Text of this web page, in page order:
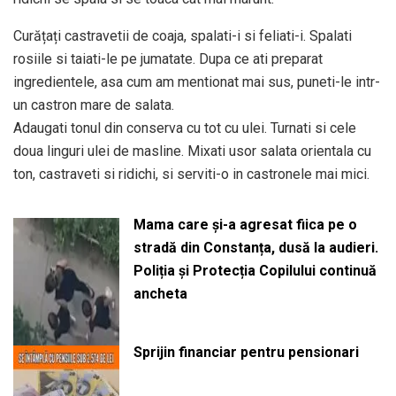
Curățați castravetii de coaja, spalati-i si feliati-i. Spalati
rosiile si taiati-le pe jumatate. Dupa ce ati preparat
ingredientele, asa cum am mentionat mai sus, puneti-le intr-
un castron mare de salata.
Adaugati tonul din conserva cu tot cu ulei. Turnati si cele
doua linguri ulei de masline. Mixati usor salata orientala cu
ton, castraveti si ridichi, si serviti-o in castronele mai mici.
Mama care și-a agresat fiica pe o
stradă din Constanța, dusă la audieri.
Poliția și Protecția Copilului continuă
ancheta
Sprijin financiar pentru pensionari